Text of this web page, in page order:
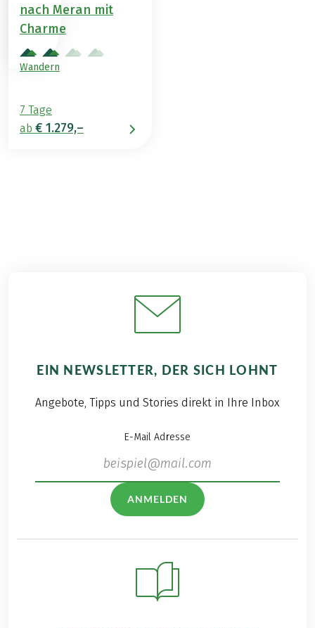
nach Meran mit
Charme
Wandern
7 Tage
ab € 1.279,–
EIN NEWSLETTER, DER SICH LOHNT
Angebote, Tipps und Stories direkt in Ihre Inbox
E-Mail Adresse
ANMELDEN